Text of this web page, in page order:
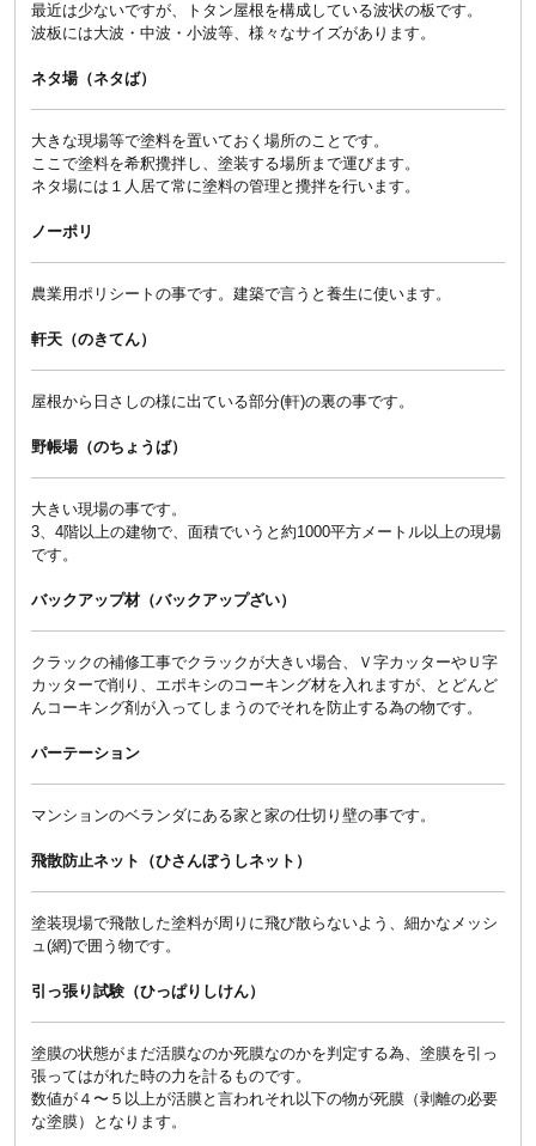
最近は少ないですが、トタン屋根を構成している波状の板です。
波板には大波・中波・小波等、様々なサイズがあります。
ネタ場（ネタば）
大きな現場等で塗料を置いておく場所のことです。
ここで塗料を希釈攪拌し、塗装する場所まで運びます。
ネタ場には１人居て常に塗料の管理と攪拌を行います。
ノーポリ
農業用ポリシートの事です。建築で言うと養生に使います。
軒天（のきてん）
屋根から日さしの様に出ている部分(軒)の裏の事です。
野帳場（のちょうば）
大きい現場の事です。
3、4階以上の建物で、面積でいうと約1000平方メートル以上の現場
です。
バックアップ材（バックアップざい）
クラックの補修工事でクラックが大きい場合、Ｖ字カッターやＵ字
カッターで削り、エポキシのコーキング材を入れますが、とどんど
んコーキング剤が入ってしまうのでそれを防止する為の物です。
パーテーション
マンションのベランダにある家と家の仕切り壁の事です。
飛散防止ネット（ひさんぼうしネット）
塗装現場で飛散した塗料が周りに飛び散らないよう、細かなメッシ
ュ(網)で囲う物です。
引っ張り試験（ひっぱりしけん）
塗膜の状態がまだ活膜なのか死膜なのかを判定する為、塗膜を引っ
張ってはがれた時の力を計るものです。
数値が４〜５以上が活膜と言われそれ以下の物が死膜（剥離の必要
な塗膜）となります。